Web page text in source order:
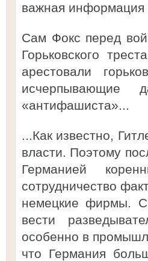
важная информация
Сам Фокс перед
Горьковского
арестовали
исчерпывающие
«антифашиста»...
...Как известно,
власти. Поэтому
Германией
сотрудничество
немецкие фирмы. С
вести
особенно в
что Германия